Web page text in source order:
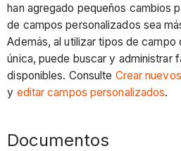
han agregado pequeños cambios
de campos personalizados sea
Además, al utilizar tipos de
única, puede buscar y administrar
disponibles. Consulte Crear
y editar campos personalizados.
Documentos